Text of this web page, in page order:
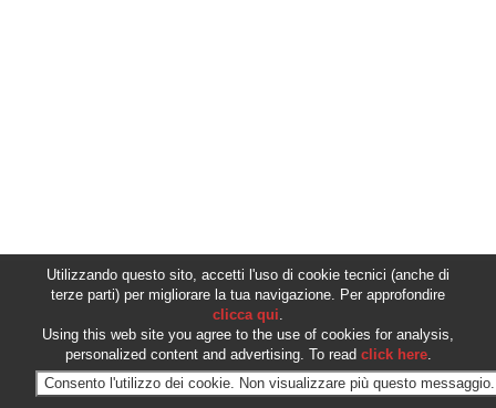
Utilizzando questo sito, accetti l'uso di cookie tecnici (anche di
terze parti) per migliorare la tua navigazione. Per approfondire
clicca qui.
Using this web site you agree to the use of cookies for analysis,
personalized content and advertising. To read click here.